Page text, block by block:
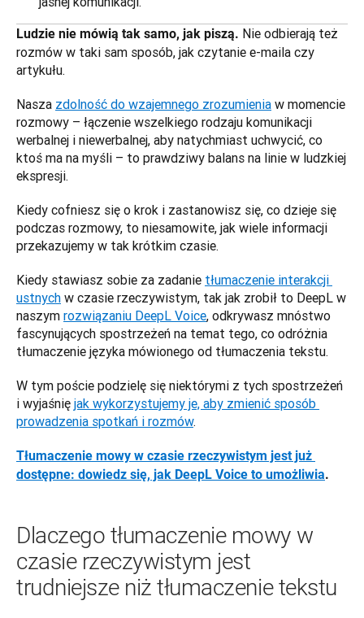
Ludzie nie mówią tak samo, jak piszą. Nie odbierają też
rozmów w taki sam sposób, jak czytanie e-maila czy
artykułu.
Nasza zdolność do wzajemnego zrozumienia w momencie
rozmowy – łączenie wszelkiego rodzaju komunikacji
werbalnej i niewerbalnej, aby natychmiast uchwycić, co
ktoś ma na myśli – to prawdziwy balans na linie w ludzkiej
ekspresji.
Kiedy cofniesz się o krok i zastanowisz się, co dzieje się
podczas rozmowy, to niesamowite, jak wiele informacji
przekazujemy w tak krótkim czasie.
Kiedy stawiasz sobie za zadanie tłumaczenie interakcji
ustnych w czasie rzeczywistym, tak jak zrobił to DeepL w
naszym rozwiązaniu DeepL Voice, odkrywasz mnóstwo
fascynujących spostrzeżeń na temat tego, co odróżnia
tłumaczenie języka mówionego od tłumaczenia tekstu.
W tym poście podzielę się niektórymi z tych spostrzeżeń
i wyjaśnię jak wykorzystujemy je, aby zmienić sposób
prowadzenia spotkań i rozmów.
Tłumaczenie mowy w czasie rzeczywistym jest już
dostępne: dowiedz się, jak DeepL Voice to umożliwia.
Dlaczego tłumaczenie mowy w
czasie rzeczywistym jest
trudniejsze niż tłumaczenie tekstu